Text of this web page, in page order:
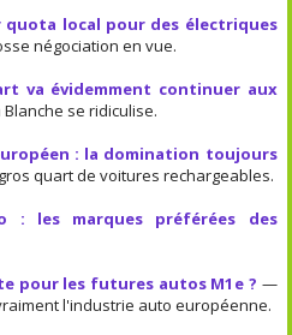
local pour des électriques
négociation en vue.
va évidemment continuer aux
se ridiculise.
: la domination toujours
quart de voitures rechargeables.
: les marques préférées des
pour les futures autos M1e ? —
l'industrie auto européenne.